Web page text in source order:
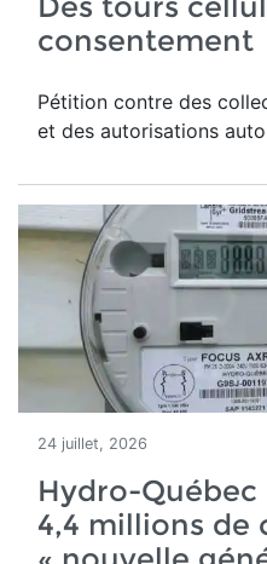
consentement
Pétition contre des
et des autorisations
24 juillet, 2026
Hydro-Québec
4,4 millions de